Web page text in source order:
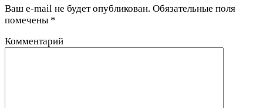
Ваш e-mail не будет опубликован. Обязательные поля
помечены *
Комментарий